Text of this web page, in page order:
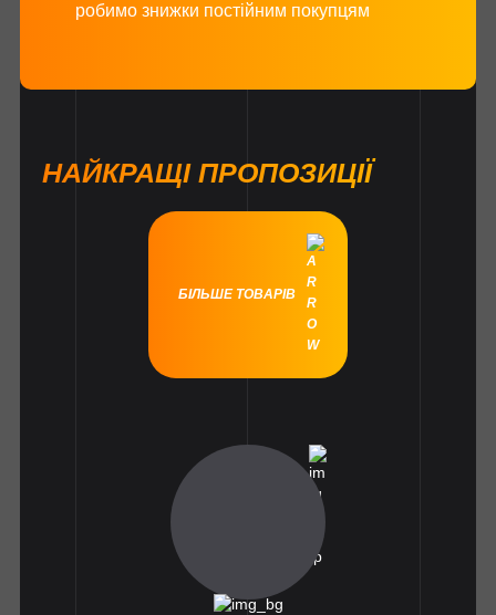
робимо знижки постійним покупцям
НАЙКРАЩІ ПРОПОЗИЦІЇ
БІЛЬШЕ ТОВАРІВ